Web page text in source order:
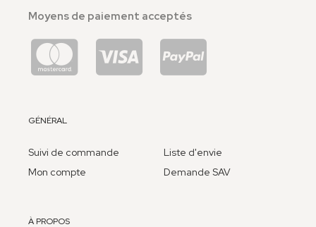
Moyens de paiement acceptés
GÉNÉRAL
Suivi de commande
Mon compte
Liste d'envie
Demande SAV
À PROPOS